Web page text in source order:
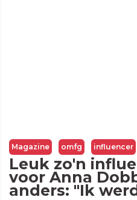
Magazine omfg influencer
Leuk zo'n
voor Anna
anders: "Ik